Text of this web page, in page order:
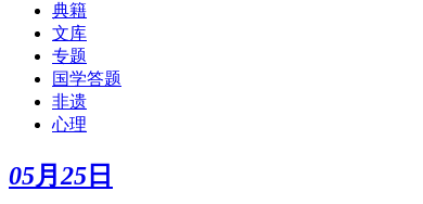
典籍
文库
专题
国学答题
非遗
心理
05月 25 日